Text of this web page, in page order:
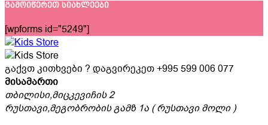
გამოიწერეთ სიახლეები
[wpforms id="5249"]
გაქვთ კითხვები ? დაგვირეკეთ+995 599 006 077
მისამართი
თბილისი,მიცკევიჩის 2
რუსთავი,მეგობრობის გამზ 1ა ( რუსთავი მოლი )